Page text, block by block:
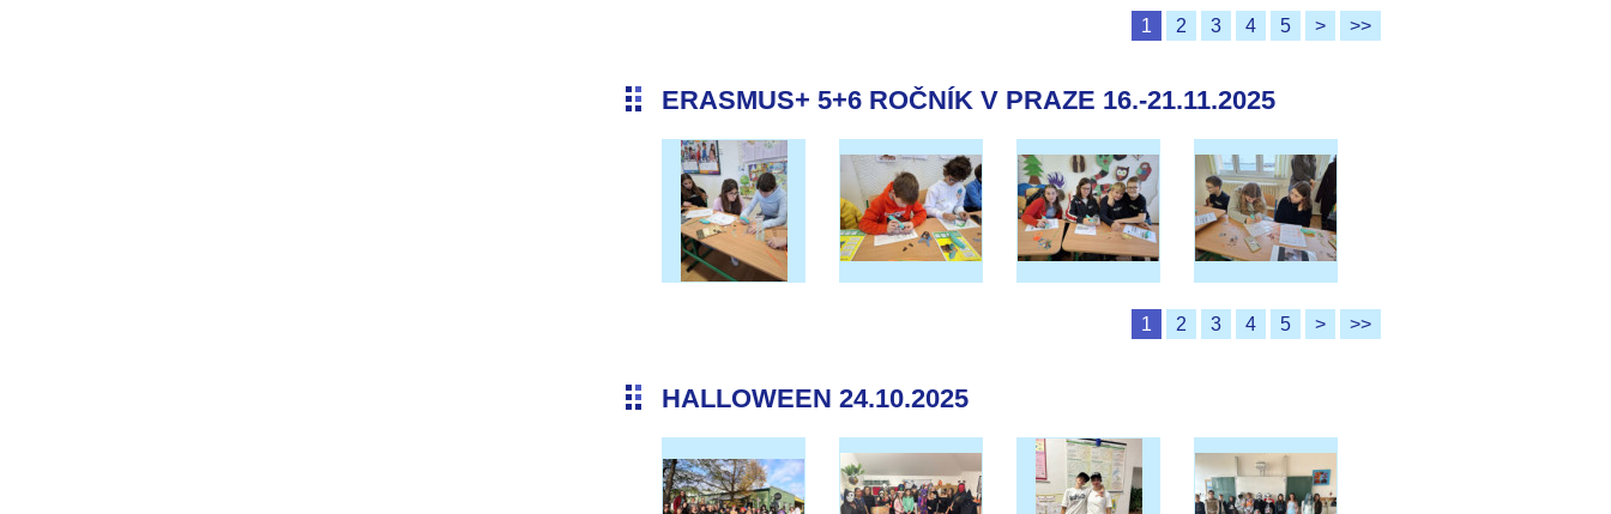
1 2 3 4 5 > >>
ERASMUS+ 5+6 ROČNÍK V PRAZE 16.-21.11.2025
1 2 3 4 5 > >>
HALLOWEEN 24.10.2025